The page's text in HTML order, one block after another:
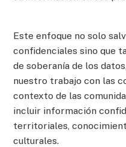
Este enfoque no solo
confidenciales sino que
de soberanía de los
nuestro trabajo con las
contexto de las
incluir información
territoriales,
culturales.